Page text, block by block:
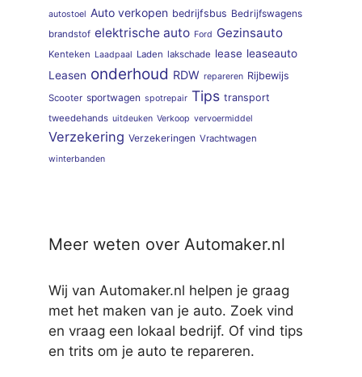
autostoel Auto verkopen bedrijfsbus Bedrijfswagens
brandstof elektrische auto Ford Gezinsauto
Kenteken Laadpaal Laden lakschade lease leaseauto
Leasen onderhoud RDW repareren Rijbewijs
Scooter sportwagen spotrepair Tips transport
tweedehands uitdeuken Verkoop vervoermiddel
Verzekering Verzekeringen Vrachtwagen
winterbanden
Meer weten over Automaker.nl
Wij van Automaker.nl helpen je graag
met het maken van je auto. Zoek vind
en vraag een lokaal bedrijf. Of vind tips
en trits om je auto te repareren.